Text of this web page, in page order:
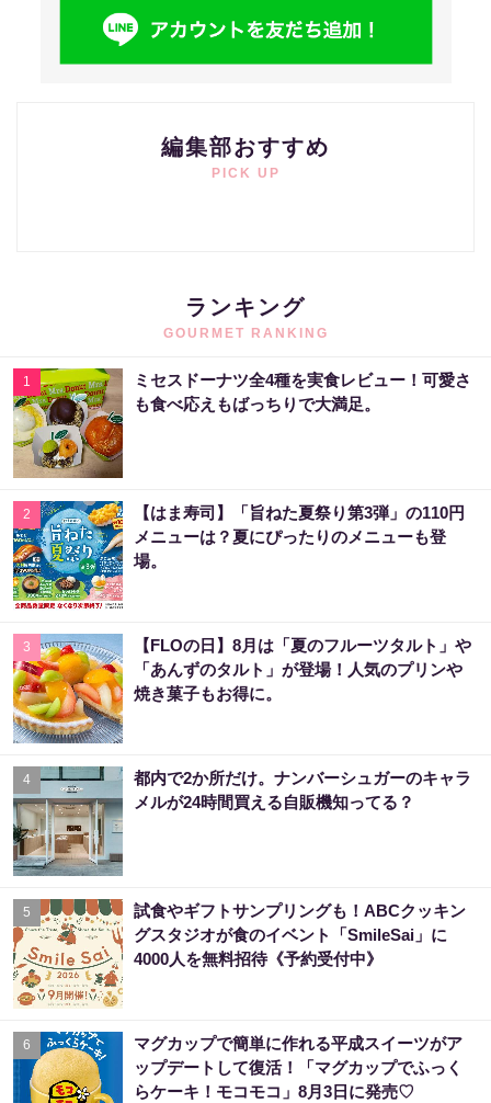
編集部おすすめ
PICK UP
ランキング
GOURMET RANKING
1
ミセスドーナツ全4種を実食レビュー！可愛さ
も食べ応えもばっちりで大満足。
2
【はま寿司】「旨ねた夏祭り第3弾」の110円
メニューは？夏にぴったりのメニューも登
場。
3
【FLOの日】8月は「夏のフルーツタルト」や
「あんずのタルト」が登場！人気のプリンや
焼き菓子もお得に。
4
都内で2か所だけ。ナンバーシュガーのキャラ
メルが24時間買える自販機知ってる？
5
試食やギフトサンプリングも！ABCクッキン
グスタジオが食のイベント「SmileSai」に
4000人を無料招待《予約受付中》
6
マグカップで簡単に作れる平成スイーツがア
ップデートして復活！「マグカップでふっく
らケーキ！モコモコ」8月3日に発売♡